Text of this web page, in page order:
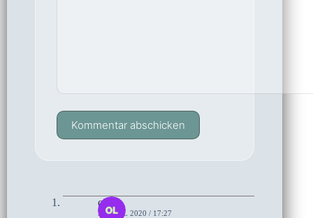
Kommentar abschicken
olaf
3. APRIL 2020 / 17:27